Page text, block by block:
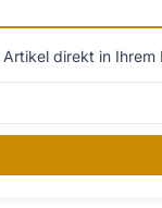
direkt in